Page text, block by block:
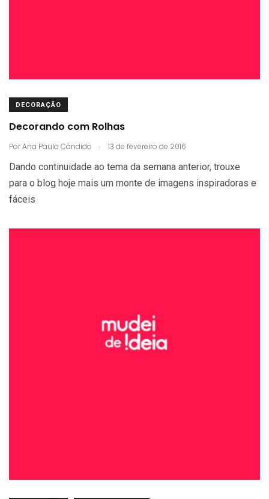
DECORAÇÃO
Decorando com Rolhas
PorAna Paula Cândido . 13 de fevereiro de 2016
Dando continuidade ao tema da semana anterior, trouxe
para o blog hoje mais um monte de imagens inspiradoras e
fáceis